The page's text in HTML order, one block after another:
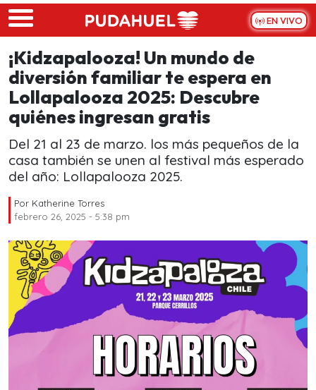
Skip to main content
EN VIVO
¡Kidzapalooza! Un mundo de
diversión familiar te espera en
Lollapalooza 2025: Descubre
quiénes ingresan gratis
Del 21 al 23 de marzo. los más pequeños de la
casa también se unen al festival más esperado
del año: Lollapalooza 2025.
Por Katherine Torres
febrero 26, 2025 - 5:38 pm